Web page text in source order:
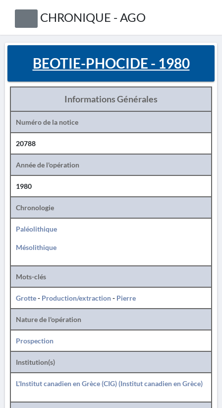
CHRONIQUE - AGO
BEOTIE-PHOCIDE - 1980
Informations Générales
Numéro de la notice
20788
Année de l'opération
1980
Chronologie
Paléolithique
Mésolithique
Mots-clés
Grotte- Production/extraction- Pierre
Nature de l'opération
Prospection
Institution(s)
L'Institut canadien en Grèce (CIG) (Institut canadien en Grèce)